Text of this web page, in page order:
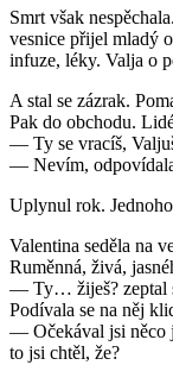
Smrt však
vesnice přijel mladý
infuze, léky. Valja o
A stal se zázrak.
Pak do obchodu.
— Ty se vracíš,
— Nevím,
Uplynul rok.
Valentina seděla na
Ruměnná, živá,
— Ty… žiješ? zeptal
Podívala se na něj
— Očekával jsi něco
to jsi chtěl, že?